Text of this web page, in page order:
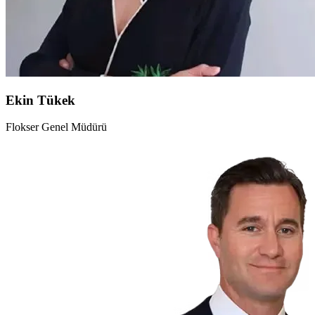
Ekin Tükek
Flokser Genel Müdürü